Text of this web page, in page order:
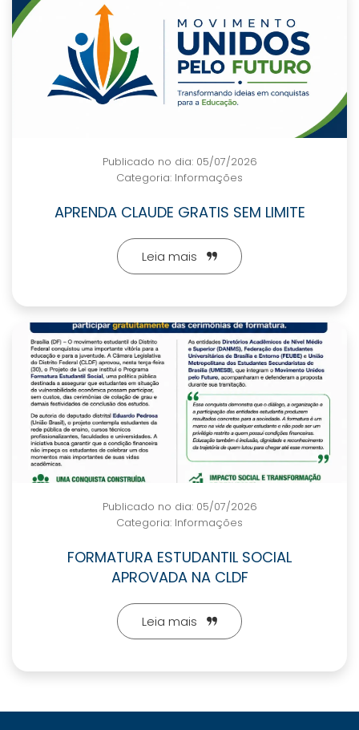
Publicado no dia: 05/07/2026
Categoria: Informações
APRENDA CLAUDE GRATIS SEM LIMITE
Leia mais
Publicado no dia: 05/07/2026
Categoria: Informações
FORMATURA ESTUDANTIL SOCIAL
APROVADA NA CLDF
Leia mais